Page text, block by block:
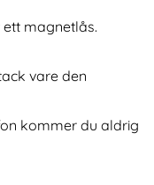
magnetlås.
vare den
kommer du aldrig